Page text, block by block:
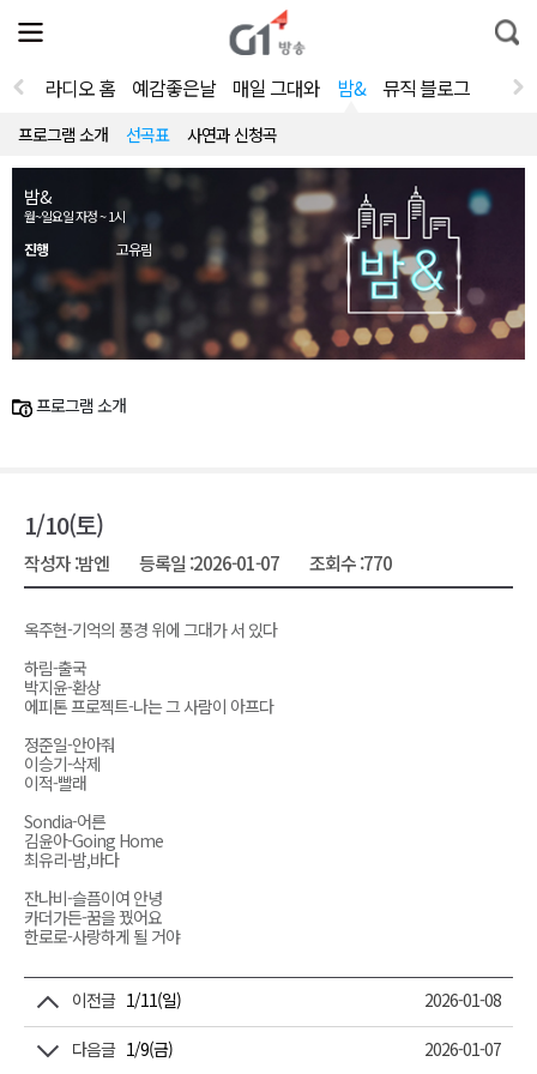
전
체
뉴
열
통
합
라디오 홈 예감좋은날 매일 그대와 밤& 뮤직 블로그
프로그램 소개 선곡표 사연과 신청곡
밤&
월~일요일 자정 ~ 1시
진행 고유림
프로그램 소개
1/10(토)
작성자 :밤엔 등록일 :2026-01-07 조회수 :770
옥주현-기억의 풍경 위에 그대가 서 있다
하림-출국
박지윤-환상
에피톤 프로젝트-나는 그 사람이 아프다
정준일-안아줘
이승기-삭제
이적-빨래
Sondia-어른
김윤아-Going Home
최유리-밤,바다
잔나비-슬픔이여 안녕
카더가든-꿈을 꿨어요
한로로-사랑하게 될 거야
이전글 1/11(일) 2026-01-08
다음글 1/9(금) 2026-01-07